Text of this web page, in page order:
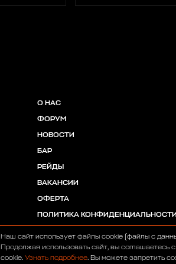
О НАС
ФОРУМ
НОВОСТИ
БАР
РЕЙДЫ
ВАКАНСИИ
ОФЕРТА
ПОЛИТИКА КОНФИДЕНЦИАЛЬНОСТИ
Наш сайт использует файлы cookie (файлы с
Продолжая использовать сайт, вы соглашаетесь
cookie. Узнать подробнее. Вы можете запретить